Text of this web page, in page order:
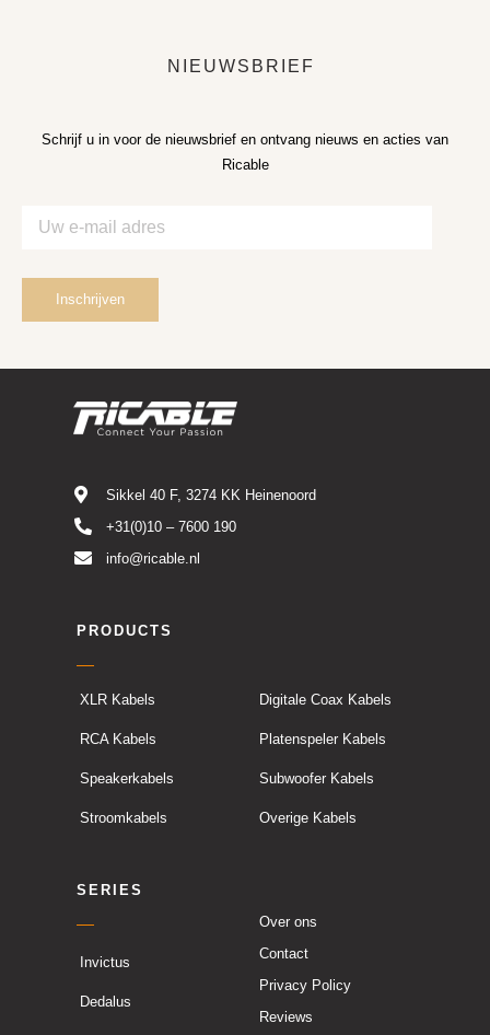
NIEUWSBRIEF
Schrijf u in voor de nieuwsbrief en ontvang nieuws en acties van
Ricable
Sikkel 40 F, 3274 KK Heinenoord
+31(0)10 – 7600 190
info@ricable.nl
PRODUCTS
SERIES
Digitale Coax Kabels
Platenspeler Kabels
Subwoofer Kabels
Overige Kabels
XLR Kabels
RCA Kabels
Speakerkabels
Stroomkabels
Invictus
Dedalus
Over ons
Contact
Privacy Policy
Reviews